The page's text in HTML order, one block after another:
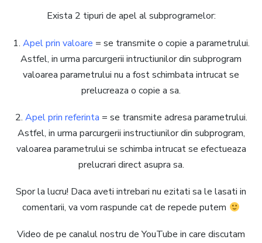
Exista 2 tipuri de apel al subprogramelor:
1. Apel prin valoare = se transmite o copie a parametrului.
Astfel, in urma parcurgerii intructiunilor din subprogram
valoarea parametrului nu a fost schimbata intrucat se
prelucreaza o copie a sa.
2. Apel prin referinta = se transmite adresa parametrului.
Astfel, in urma parcurgerii instructiunilor din subprogram,
valoarea parametrului se schimba intrucat se efectueaza
prelucrari direct asupra sa.
Spor la lucru! Daca aveti intrebari nu ezitati sa le lasati in
comentarii, va vom raspunde cat de repede putem
Video de pe canalul nostru de YouTube in care discutam